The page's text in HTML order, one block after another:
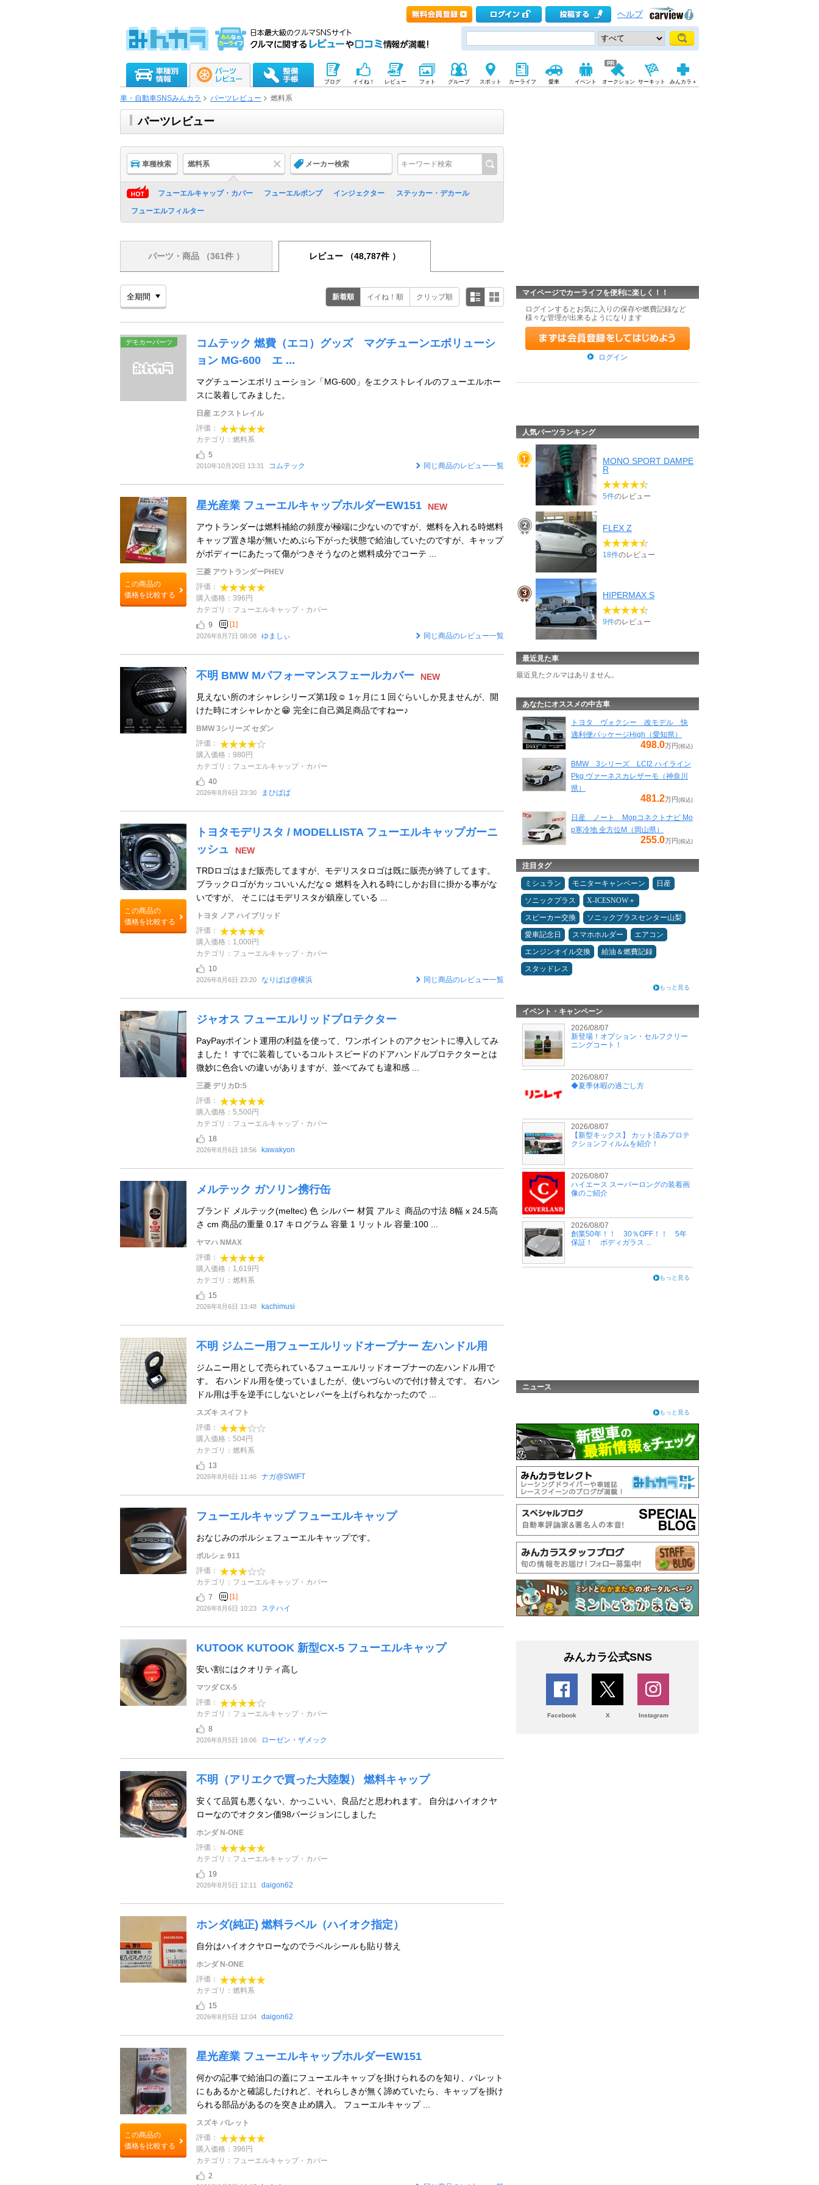
ヘルプ
ブログ イイね！ レビュー フォト グループ スポット カーライフ 愛車 イベント オークション サーキット みんカラ＋
車・自動車SNSみんカラ パーツレビュー 燃料系
パーツレビュー
車種検索 燃料系 メーカー検索
フューエルキャップ・カバー フューエルポンプ インジェクター ステッカー・デカール
フューエルフィルター
パーツ・商品 （361件 ） レビュー （48,787件 ）
新着順 イイね！順 クリップ順
デモカーパーツ
コムテック 燃費（エコ）グッズ マグチューンエボリューシ
ョン MG-600 エ ...
マグチューンエボリューション「MG-600」をエクストレイルのフューエルホー
スに装着してみました。
日産 エクストレイル
評価：
カテゴリ：燃料系
5
2010年10月20日 13:31 コムテック 同じ商品のレビュー一覧
この商品の
価格を比較する
星光産業 フューエルキャップホルダーEW151 NEW
アウトランダーは燃料補給の頻度が極端に少ないのですが、燃料を入れる時燃料
キャップ置き場が無いためぶら下がった状態で給油していたのですが、キャップ
がボディーにあたって傷がつきそうなのと燃料成分でコーテ ...
三菱 アウトランダーPHEV
評価：
購入価格：396円
カテゴリ：フューエルキャップ・カバー
9
[1]
2026年8月7日 08:08 ゆましぃ 同じ商品のレビュー一覧
不明 BMW Mパフォーマンスフェールカバー NEW
見えない所のオシャレシリーズ第1段☺️ 1ヶ月に１回ぐらいしか見ませんが、開
けた時にオシャレかと😁 完全に自己満足商品ですねー♪
BMW 3シリーズ セダン
評価：
購入価格：980円
カテゴリ：フューエルキャップ・カバー
40
2026年8月6日 23:30 まひぱぱ
この商品の
価格を比較する
トヨタモデリスタ / MODELLISTA フューエルキャップガーニ
ッシュ
NEW
TRDロゴはまだ販売してますが、モデリスタロゴは既に販売が終了してます。
ブラックロゴがカッコいいんだな☺️ 燃料を入れる時にしかお目に掛かる事がな
いですが、 そこにはモデリスタが鎮座している ...
トヨタ ノア ハイブリッド
評価：
購入価格：1,000円
カテゴリ：フューエルキャップ・カバー
10
2026年8月6日 23:20 なりぱぱ@横浜 同じ商品のレビュー一覧
ジャオス フューエルリッドプロテクター
PayPayポイント運用の利益を使って、ワンポイントのアクセントに導入してみ
ました！ すでに装着しているコルトスピードのドアハンドルプロテクターとは
微妙に色合いの違いがありますが、並べてみても違和感 ...
三菱 デリカD:5
評価：
購入価格：5,500円
カテゴリ：フューエルキャップ・カバー
18
2026年8月6日 18:56 kawakyon
メルテック ガソリン携行缶
ブランド メルテック(meltec) 色 シルバー 材質 アルミ 商品の寸法 8幅 x 24.5高
さ cm 商品の重量 0.17 キログラム 容量 1 リットル 容量:100 ...
ヤマハ NMAX
評価：
購入価格：1,619円
カテゴリ：燃料系
15
2026年8月6日 13:48 kachimusi
不明 ジムニー用フューエルリッドオープナー 左ハンドル用
ジムニー用として売られているフューエルリッドオープナーの左ハンドル用で
す。 右ハンドル用を使っていましたが、使いづらいので付け替えです。 右ハン
ドル用は手を逆手にしないとレバーを上げられなかったので ...
スズキ スイフト
評価：
購入価格：504円
カテゴリ：燃料系
13
2026年8月6日 11:46 ナガ@SWIFT
フューエルキャップ フューエルキャップ
おなじみのポルシェフューエルキャップです。
ポルシェ 911
評価：
カテゴリ：フューエルキャップ・カバー
7
[1]
2026年8月6日 10:23 ステハイ
KUTOOK KUTOOK 新型CX-5 フューエルキャップ
安い割にはクオリティ高し
マツダ CX-5
評価：
カテゴリ：フューエルキャップ・カバー
8
2026年8月5日 18:06 ローゼン・ザメック
不明（アリエクで買った大陸製） 燃料キャップ
安くて品質も悪くない、かっこいい、良品だと思われます。 自分はハイオクヤ
ローなのでオクタン価98バージョンにしました
ホンダ N-ONE
評価：
カテゴリ：フューエルキャップ・カバー
19
2026年8月5日 12:11 daigon62
ホンダ(純正) 燃料ラベル（ハイオク指定）
自分はハイオクヤローなのでラベルシールも貼り替え
ホンダ N-ONE
評価：
カテゴリ：燃料系
15
2026年8月5日 12:04 daigon62
この商品の
価格を比較する
星光産業 フューエルキャップホルダーEW151
何かの記事で給油口の蓋にフューエルキャップを掛けられるのを知り、パレット
にもあるかと確認したけれど、それらしきが無く諦めていたら、キャップを掛け
られる部品があるのを突き止め購入。 フューエルキャップ ...
スズキ パレット
評価：
購入価格：396円
カテゴリ：フューエルキャップ・カバー
2
マイページでカーライフを便利に楽しく！！
ログインするとお気に入りの保存や燃費記録など
様々な管理が出来るようになります
ログイン
人気パーツランキング
MONO SPORT DAMPE
R
5件のレビュー
FLEX Z
18件のレビュー
HIPERMAX S
9件のレビュー
最近見た車
最近見たクルマはありません。
あなたにオススメの中古車
トヨタ ヴォクシー 改モデル 快
適利便パッケージHigh（愛知県）
498.0万円(税込)
BMW 3シリーズ LCI2 ハイライン
Pkg ヴァーネスカレザーモ（神奈川
県）
481.2万円(税込)
日産 ノート Mopコネクトナビ Mo
p寒冷地 全方位M（岡山県）
255.0万円(税込)
注目タグ
ミシュラン モニターキャンペーン
日産
ソニックプラス
X-ICESNOW＋
スピーカー交換
ソニックプラスセンター山梨
愛車記念日
スマホホルダー
エアコン
エンジンオイル交換
給油＆燃費記録
スタッドレス
もっと見る
イベント・キャンペーン
2026/08/07
新登場！オプション・セルフクリー
ニングコート！
2026/08/07
◆夏季休暇の過ごし方
2026/08/07
【新型キックス】 カット済みプロテ
クションフィルムを紹介！
2026/08/07
ハイエース スーパーロングの装着画
像のご紹介
2026/08/07
創業50年！！ 30％OFF！！ 5年
保証！ ボディガラス ...
もっと見る
ニュース
もっと見る
みんカラ公式SNS
Facebook X Instagram